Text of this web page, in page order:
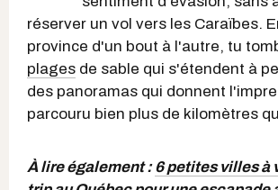
réserver un vol vers les Caraïbes.
province d'un bout à l'autre, tu
plages de sable qui s'étendent à
des panoramas qui donnent
parcouru bien plus de kilomètres
À lire également :6 petites villes à